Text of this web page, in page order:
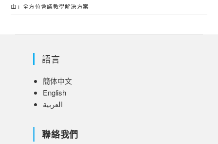
由」全方位會議教學解決方案
語言
簡体中文
English
العربية
聯絡我們